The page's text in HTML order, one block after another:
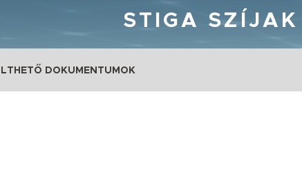
STIGA SZÍJAK
DOKUMENTUMOK